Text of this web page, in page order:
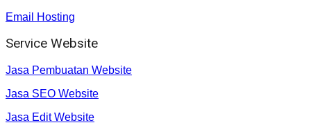
Email Hosting
Service Website
Jasa Pembuatan Website
Jasa SEO Website
Jasa Edit Website